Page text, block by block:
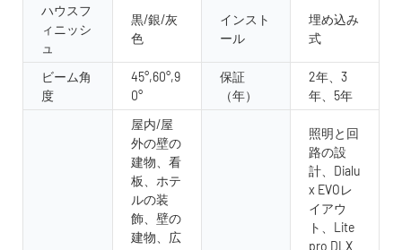
ハウスフ
ィニッシ
ュ
黒/銀/灰
色
インスト
ール
埋め込み
式
ビーム角
度
45°,60°,9
0°
保証
（年）
2年、3
年、5年
屋内/屋
外の壁の
建物、看
板、ホテ
ルの装
飾、壁の
建物、広
照明と回
路の設
計、Dialu
x EVOレ
イアウ
ト、Lite
pro DLX